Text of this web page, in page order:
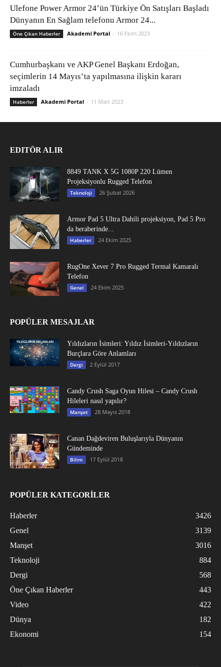
Ulefone Power Armor 24’ün Türkiye Ön Satışları Başladı
Dünyanın En Sağlam telefonu Armor 24...
Öne Çıkan Haberler Akademi Portal - 16 Ekim 2023
Cumhurbaşkanı ve AKP Genel Başkanı Erdoğan,
seçimlerin 14 Mayıs’ta yapılmasına ilişkin kararı
imzaladı
Haberler Akademi Portal - 11 Mart 2023
EDITÖR ALIR
8849 TANK X 5G 1080P 220 Lümen
Projeksiyonlu Rugged Telefon
Teknoloji 26 Şubat 2026
Armor Pad 5 Ultra Dahili projeksiyon, Pad 5 Pro
da beraberinde...
Haberler 24 Ekim 2025
RugOne Xever 7 Pro Rugged Termal Kamaralı
Telefon
Genel 24 Ekim 2025
POPÜLER MESAJLAR
Yıldızların İsimleri: Yıldız İsimleri-Yıldızların
Burçlara Göre Anlamları
Dergi 2 Eylül 2017
Candy Crush Saga Oyun Hilesi – Candy Crush
Hileleri nasıl yapılır?
Manşet 28 Mayıs 2018
Canan Dağdeviren Buluşlarıyla Dünyanın
Gündeminde
Bilim 17 Eylül 2018
POPÜLER KATEGORİLER
Haberler
3426
Genel
3139
Manşet
3016
Teknoloji
884
Dergi
568
Öne Çıkan Haberler
443
Video
422
Dünya
182
Ekonomi
154